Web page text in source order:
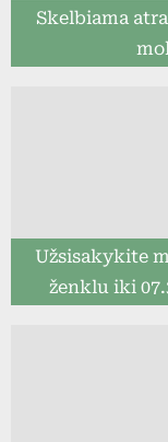
Skelbiama
Užsisakykite
ženklu iki